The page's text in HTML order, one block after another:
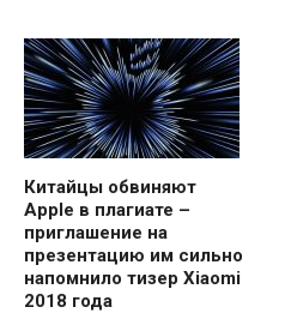
Китайцы обвиняют
Apple в плагиате –
приглашение на
презентацию им сильно
напомнило тизер Xiaomi
2018 года